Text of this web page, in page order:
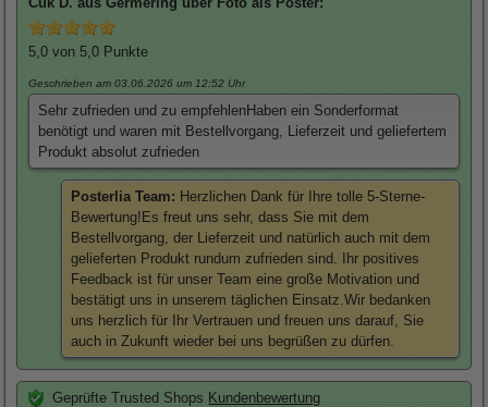
5,0 von 5,0 Punkte
Geschrieben am 03.06.2026 um 12:52 Uhr
Sehr zufrieden und zu empfehlenHaben ein Sonderformat
benötigt und waren mit Bestellvorgang, Lieferzeit und geliefertem
Produkt absolut zufrieden
Posterlia Team: Herzlichen Dank für Ihre tolle 5-Sterne-
Bewertung!Es freut uns sehr, dass Sie mit dem
Bestellvorgang, der Lieferzeit und natürlich auch mit dem
gelieferten Produkt rundum zufrieden sind. Ihr positives
Feedback ist für unser Team eine große Motivation und
bestätigt uns in unserem täglichen Einsatz.Wir bedanken
uns herzlich für Ihr Vertrauen und freuen uns darauf, Sie
auch in Zukunft wieder bei uns begrüßen zu dürfen.
Geprüfte Trusted Shops Kundenbewertung